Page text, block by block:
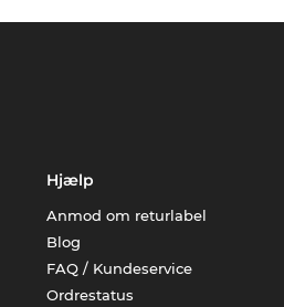
Hjælp
Anmod om returlabel
Blog
FAQ / Kundeservice
Ordrestatus